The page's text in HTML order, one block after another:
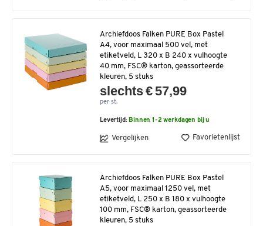
Archiefdoos Falken PURE Box Pastel
A4, voor maximaal 500 vel, met
etiketveld, L 320 x B 240 x vulhoogte
40 mm, FSC® karton, geassorteerde
kleuren, 5 stuks
slechts € 57,99
per st.
Levertijd: Binnen 1-2 werkdagen bij u
Vergelijken Favorietenlijst
Archiefdoos Falken PURE Box Pastel
A5, voor maximaal 1250 vel, met
etiketveld, L 250 x B 180 x vulhoogte
100 mm, FSC® karton, geassorteerde
kleuren, 5 stuks